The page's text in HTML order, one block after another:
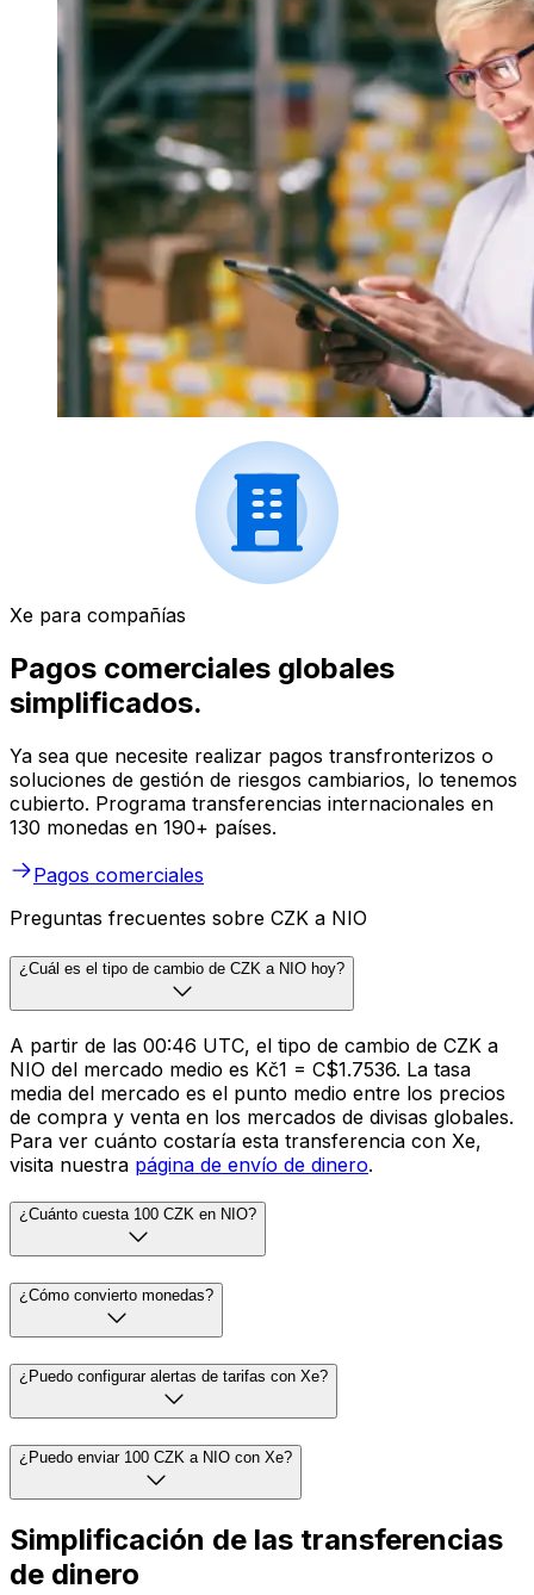
Xe para compañías
Pagos comerciales globales
simplificados.
Ya sea que necesite realizar pagos transfronterizos o
soluciones de gestión de riesgos cambiarios, lo tenemos
cubierto. Programa transferencias internacionales en
130 monedas en 190+ países.
Pagos comerciales
Preguntas frecuentes sobre CZK a NIO
¿Cuál es el tipo de cambio de CZK a NIO hoy?
A partir de las 00:46 UTC, el tipo de cambio de CZK a
NIO del mercado medio es Kč1 = C$1.7536. La tasa
media del mercado es el punto medio entre los precios
de compra y venta en los mercados de divisas globales.
Para ver cuánto costaría esta transferencia con Xe,
visita nuestra página de envío de dinero.
¿Cuánto cuesta 100 CZK en NIO?
¿Cómo convierto monedas?
¿Puedo configurar alertas de tarifas con Xe?
¿Puedo enviar 100 CZK a NIO con Xe?
Simplificación de las transferencias
de dinero